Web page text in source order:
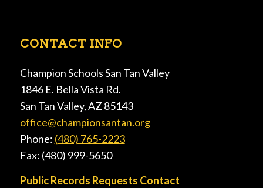
CONTACT INFO
Champion Schools San Tan Valley
1846 E. Bella Vista Rd.
San Tan Valley, AZ 85143
office@championsantan.org
Phone: (480) 765-2223
Fax: (480) 999-5650
Public Records Requests Contact